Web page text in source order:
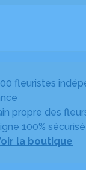
fleuristes
propre des
100% sécurisé
la boutique